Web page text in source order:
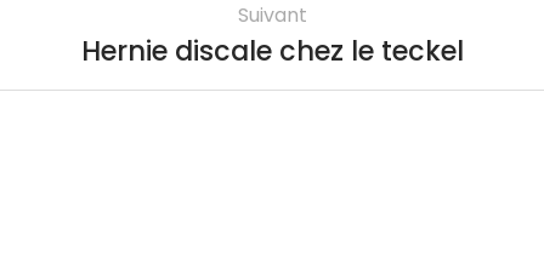
Suivant
Hernie discale chez le teckel